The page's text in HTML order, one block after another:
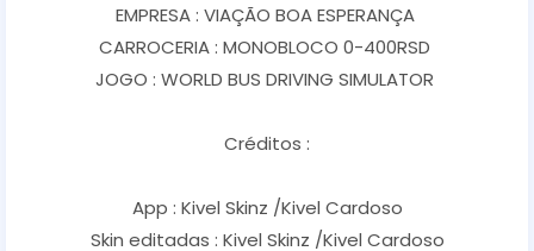
EMPRESA : VIAÇÃO BOA ESPERANÇA
CARROCERIA : MONOBLOCO 0-400RSD
JOGO : WORLD BUS DRIVING SIMULATOR
Créditos :
App : Kivel Skinz /Kivel Cardoso
Skin editadas : Kivel Skinz /Kivel Cardoso